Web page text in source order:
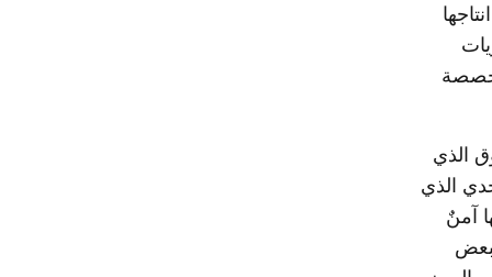
الذي
الذي
آمنٌ